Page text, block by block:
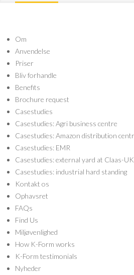
Om
Anvendelse
Priser
Bliv forhandle
Benefits
Brochure request
Casestudies
Casestudies: Agri business centre
Casestudies: Amazon distribution
Casestudies: EMR
Casestudies: external yard at Claas-UK
Casestudies: industrial hard standing
Kontakt os
Ophavsret
FAQs
Find Us
Miljøvenlighed
How K-Form works
K-Form testimonials
Nyheder